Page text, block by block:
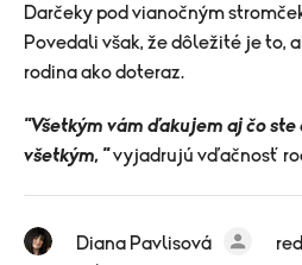
Darčeky pod vianočným
Povedali však, že dôležité je to,
rodina ako doteraz.
"Všetkým vám ďakujem aj čo
všetkým, "vyjadrujú vďačnosť
Diana Pavlisová